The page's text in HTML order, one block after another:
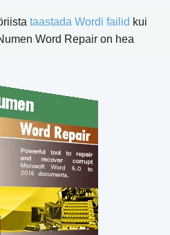
taastada Wordi failid kui
Word Repair on hea